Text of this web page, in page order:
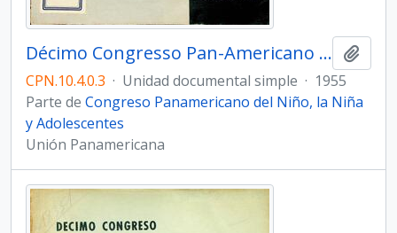
Décimo Congresso Pan-Americano da Criança. Ata final
CPN.10.4.0.3 · Unidad documental simple · 1955
Parte de Congreso Panamericano del Niño, la Niña
y Adolescentes
Unión Panamericana